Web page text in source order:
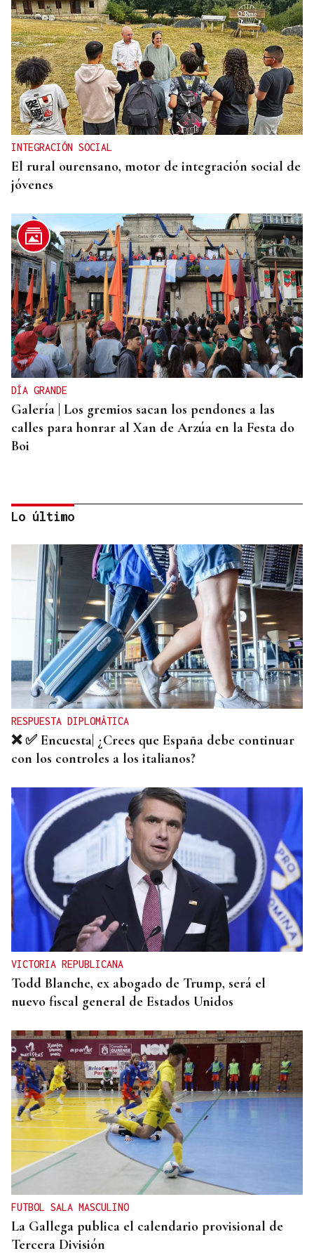
INTEGRACIÓN SOCIAL
El rural ourensano, motor de integración social de
jóvenes
DÍA GRANDE
Galería | Los gremios sacan los pendones a las
calles para honrar al Xan de Arzúa en la Festa do
Boi
QUEN CHO DIXO
¿Sabe usted que el sosias, Donald Trump, no quiso
perderse la inauguración de la Festa do Boi de
Allariz?
Lo último
RESPUESTA DIPLOMÁTICA
❌ ✅ Encuesta| ¿Crees que España debe continuar
con los controles a los italianos?
VICTORIA REPUBLICANA
Todd Blanche, ex abogado de Trump, será el
nuevo fiscal general de Estados Unidos
FUTBOL SALA MASCULINO
La Gallega publica el calendario provisional de
Tercera División